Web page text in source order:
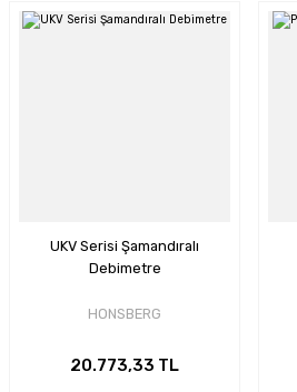
UKV Serisi Şamandıralı
Debimetre
HONSBERG
20.773,33 TL